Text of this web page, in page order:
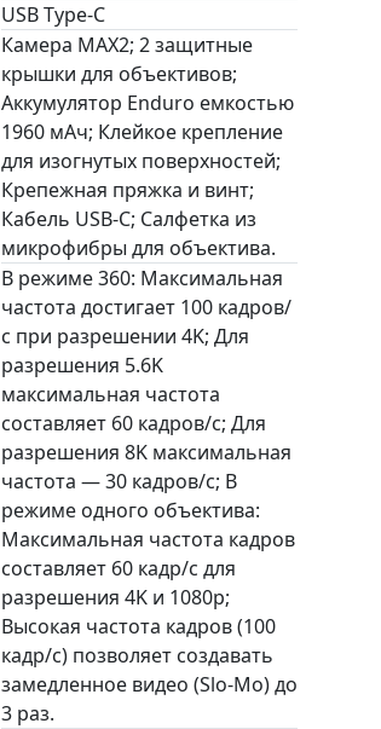
USB Type-C
Камера MAX2; 2 защитные
крышки для объективов;
Аккумулятор Enduro емкостью
1960 мАч; Клейкое крепление
для изогнутых поверхностей;
Крепежная пряжка и винт;
Кабель USB-C; Салфетка из
микрофибры для объектива.
В режиме 360: Максимальная
частота достигает 100 кадров/
с при разрешении 4K; Для
разрешения 5.6K
максимальная частота
составляет 60 кадров/с; Для
разрешения 8K максимальная
частота — 30 кадров/с; В
режиме одного объектива:
Максимальная частота кадров
составляет 60 кадр/с для
разрешения 4K и 1080p;
Высокая частота кадров (100
кадр/с) позволяет создавать
замедленное видео (Slo-Mo) до
3 раз.